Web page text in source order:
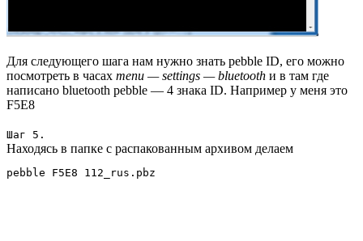
Для следующего шага нам нужно знать pebble ID, его можно
посмотреть в часах menu — settings — bluetooth и в там где
написано bluetooth pebble — 4 знака ID. Например у меня это
F5E8
Шаг 5.
Находясь в папке с распакованным архивом делаем